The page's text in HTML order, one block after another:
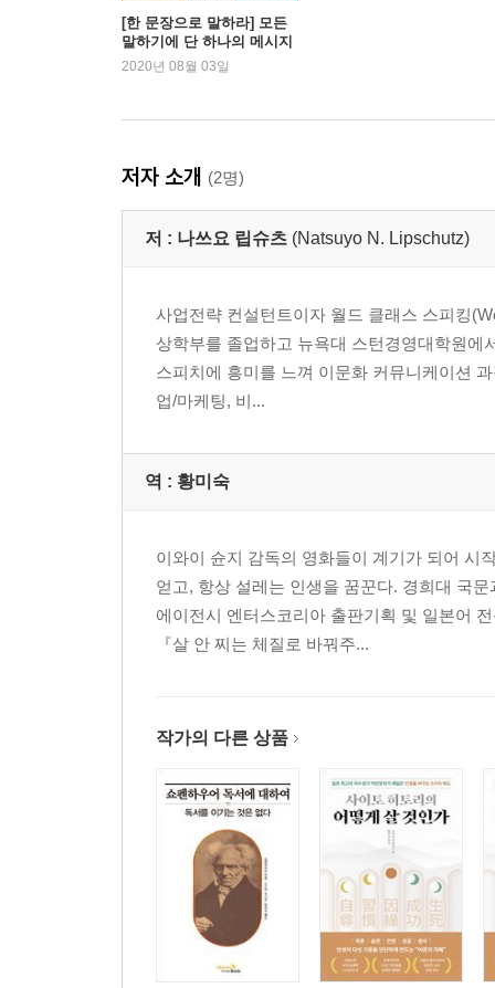
제3장. [STEP2 탄탄한 구조의 원 빅 메시지 만들
원 빅 메시지를 만드는 9단계 구조
3가지 근거로 메시지를 뒷받침하라
‘Why So?’로 논리를 확인하라
‘So What?’으로 메시지의 수준을 높여라
‘상황 설정-위기-변화’의 스토리 구성법
집중도를 결정하는 7초-30초 법칙
7초 만에 상대를 사로잡는 3가지 방법
인상에 남는 마무리를 하는 4가지 요령
커뮤니케이션의 93%는 비언어 정보
전달을 방해하는 가장 큰 적은 ‘무변화’
집중하게 만들려면 쉬어 가라
단어를 무게에 따라 구별하라
동작에는 의미를 부여하라
“음…”, “저기…”를 없애는 3단계 기술
최고의 리허설은 ‘녹화’다
[한 문장으로 말하라] 모든
말하기에 단 하나의 메시지
만 담아라!
2020년 08월 03일
저자 소개 (2명)
저 : 나쓰요 립슈츠 (Natsuyo N. Lipschutz)
사업전략 컨설턴트이자 월드 클래스 스피킹
상학부를 졸업하고 뉴욕대 스턴경영대학원
스피치에 흥미를 느껴 이문화 커뮤니케이션
업/마케팅, 비...
역 : 황미숙
이와이 슌지 감독의 영화들이 계기가 되어 시
얻고, 항상 설레는 인생을 꿈꾼다. 경희대 국
에이전시 엔터스코리아 출판기획 및 일본어
『살 안 찌는 체질로 바꿔주...
작가의 다른 상품